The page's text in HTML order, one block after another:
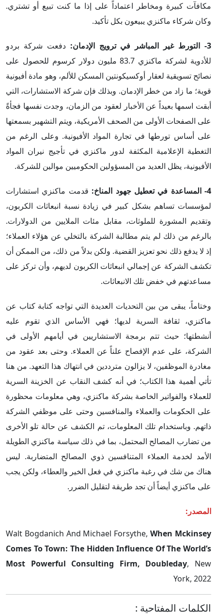
مكافآت كبيرة ومخاطر اعتماداً على إذا ما كنت تبيع أو تشتري.
وكان شركاء ماكنزي يبيعون بكل تأكيد.
3- التورط غير المباشر في ترويج الإدمان: دفعت شركة بردو
للأدوية لشركة ماكنزي 83.7 مليون دولار كرسوم للحصول على
نصائح تسويقية لعقار أوكسيكونتين المسكن للألم، وهو مادة أفيونية
قوية؛ ما زاد من خطر الإدمان. وبذلك فإن شركة الاستشارات، التي
أبقت اسمها بعيداً عن الأخبار لعقود من الزمان، وجدت نفسها فجأةً
على الصفحات الأولى من الصحف الأمريكية، ويتم التشهير بسمعتها
على أساس تورطها في تجارة المواد الأفيونية. وعلى الرغم من
التغطية الإعلامية المكثفة لدور ماكنزي في تأجيج نيران المواد
الأفيونية، يظل العديد من المسؤولين الحكوميين موالين للشركة.
4- المساعدة في تعطيل جهود المناخ: قدمت ماكنزي استشارات
لمؤسسات تساهم بشكل كبير في زيادة نسبة انبعاثات الكربون،
وتقديم المشورة للملوثات، مقابل مئات الملايين من الدولارات.
بالرغم من ذلك لم يتم مطالبة الشركة بالتخلي عن هؤلاء العملاء؛
إذ لا يدفع ذلك نحو تعزيز القضية. ولكن بدلاً من ذلك، من الممكن أن
تكشف الشركة عن إجمالي انبعاثات الكربون لديهم، وأن تركز على
مساعدتهم في خفض تلك الانبعاثات.
وختاماً، يبقى من بين التحديات العديدة التي تواجه كتابة كتاب عن
ماكنزي، ثقافة السرية لديها؛ فهي الأساس الذي تقوم عليه
أنشطتها؛ حيث تتم برمجة الاستشاريين في أيامهم الأولى في
الشركة، على عدم الإفصاح علناً عن العملاء. وحتى بعد عقود من
مغادرة الموظفين، لا يزالون مترددين في انتهاك هذا التعهد. من هنا
تأتي أهمية هذا الكتاب؛ في أنه كشف النقاب عن الخزينة السرية
للعملاء والفواتير الخاصة بشركة ماكنزي، وهي معلومات محظورة
على الحكومات والعملاء والمنافسين وحتى على موظفي الشركة
ذاتهم. وباستخدام تلك المعلومات، تم الكشف عن حالة تلو الأخرى
من تضارب المصالح المحتمل، بما في ذلك سياسة ماكنزي الطويلة
الأمد لخدمة العملاء المتنافسين ذوي المصالح المتضاربة. ليس
هناك من شك في رغبة ماكنزي في فعل الخير والعطاء، ولكن يجب
على ماكنزي أيضاً أن تجد طريقة لتقليل الضرر.
المصدر:
Walt Bogdanich And Michael Forsythe,When Mckinsey
Comes To Town: The Hidden Influence Of The World’s
Most Powerful Consulting Firm, Doubleday, New
York, 2022
الكلمات المفتاحية :